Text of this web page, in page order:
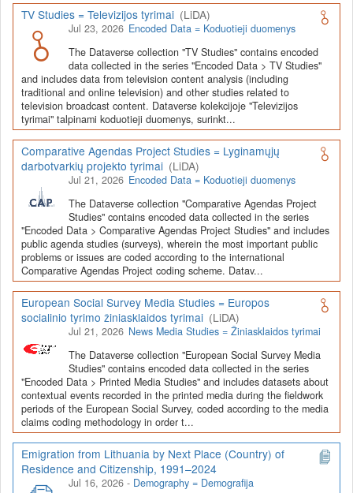
įsikūręsKauno technologijos universiteto Duomenų analizės
ir archyvavimo (DAtA) centre( data.ktu.edu
Prieigai prie išteklių naudojama ši
visi ištekliai prieinami, nes 2020-2029 m. vykdomas perkėlimo iš
senosios infrastruktūros projektas). LiDA kuruoja įvairių tipų
išteklius ir jie publikuojami atskiruose kataloguose pagal tipą:
Apklausų duomenys ,Interviu duomenys,Agreguotieji duomenys
(įskaitant Istorinę statistiką),Tekstiniai duomenys
duomenys(įskaitant Žiniasklaidos tyrimus). Taip pat LiDA
talpinami didelių nacionalinių projektų duomenys (Didelių projektų
duomenys) ir Lietuvos aukštojo mokslo ir studijų bei Lietuvos
valstybės institucijų deponuoti socialinių ir humanitarinių mokslų
duomenų rinkiniai (Kitų institucijų duomenys). Norintiemsišmokti
šia talpykla, surasti ir parsisiųsti duomenis, siūlome
susipažinti suLiDA Dataverse talpyklos naudotojo vadovu.
Depozitoriai, kurie norėtų deponuoti savo duomenis į LiDA
Dataverse talpyklą, turėtų susipažinti su informacija
puslapyje.
TV Studies = Televizijos tyrimai (LiDA)
Jul 23, 2026 Encoded Data = Koduotieji duomenys
The Dataverse collection "TV Studies" contains encoded
data collected in the series "Encoded Data > TV Studies"
and includes data from television content analysis (including
traditional and online television) and other studies related to
television broadcast content. Dataverse kolekcijoje "Televizijos
tyrimai" talpinami koduotieji duomenys, surinkt...
Comparative Agendas Project Studies = Lyginamųjų
darbotvarkių projekto tyrimai (LiDA)
Jul 21, 2026 Encoded Data = Koduotieji duomenys
The Dataverse collection "Comparative Agendas Project
Studies" contains encoded data collected in the series
"Encoded Data > Comparative Agendas Project Studies" and includes
public agenda studies (surveys), wherein the most important public
problems or issues are coded according to the international
Comparative Agendas Project coding scheme. Datav...
European Social Survey Media Studies = Europos
socialinio tyrimo žiniasklaidos tyrimai (LiDA)
Jul 21, 2026 News Media Studies = Žiniasklaidos tyrimai
The Dataverse collection "European Social Survey Media
Studies" contains encoded data collected in the series
"Encoded Data > Printed Media Studies" and includes datasets about
contextual events recorded in the printed media during the fieldwork
periods of the European Social Survey, coded according to the media
claims coding methodology in order t...
Emigration from Lithuania by Next Place (Country) of
Residence and Citizenship, 1991–2024
Jul 16, 2026 - Demography = Demografija